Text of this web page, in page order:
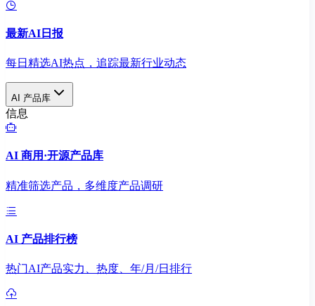
最新AI日报
每日精选AI热点，追踪最新行业动态
AI 产品库
信息
AI 商用·开源产品库
精准筛选产品，多维度产品调研
AI 产品排行榜
热门AI产品实力、热度、年/月/日排行